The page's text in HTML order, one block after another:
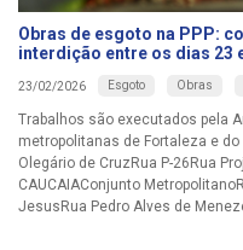
Obras de esgoto na PPP:
interdição entre os dias 23
23/02/2026 Esgoto Obras
Trabalhos são executados pela
metropolitanas de Fortaleza e
Olegário de CruzRua P-26Rua
CAUCAIAConjunto
JesusRua Pedro Alves de